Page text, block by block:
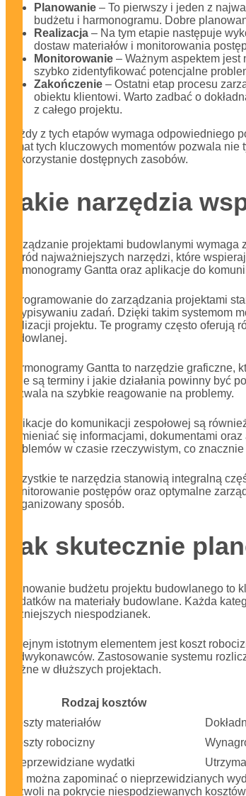
Planowanie – To pierwszy i jeden z
budżetu i harmonogramu. Dobre
Realizacja – Na tym etapie następuje
dostaw materiałów i monitorowania
Monitorowanie – Ważnym aspektem
szybko zidentyfikować potencjalne
Zakończenie – Ostatni etap procesu
obiektu klientowi. Warto zadbać o
z całego projektu.
Każdy z tych etapów wymaga odpowiedniego
temat tych kluczowych momentów pozwala
wykorzystanie dostępnych zasobów.
Jakie narzędzia
Zarządzanie projektami budowlanymi
Wśród najważniejszych narzędzi, które
harmonogramy Gantta oraz aplikacje do
Oprogramowanie do zarządzania projektami
przypisywaniu zadań. Dzięki takim systemom
realizacji projektu. Te programy często
budowlanej.
Harmonogramy Gantta to narzędzie
jakie są terminy i jakie działania powinny być
pozwala na szybkie reagowanie na problemy.
Aplikacje do komunikacji zespołowej są
wymieniać się informacjami, dokumentami
problemów w czasie rzeczywistym, co
Wszystkie te narzędzia stanowią integralną
monitorowanie postępów oraz optymalne
zorganizowany sposób.
Jak skutecznie
Planowanie budżetu projektu budowlanego to
wydatków na materiały budowlane. Każda
późniejszych niespodzianek.
Kolejnym istotnym elementem jest koszt
podwykonawców. Zastosowanie systemu
ważne w dłuższych projektach.
Rodzaj kosztów
Koszty materiałów
Koszty robocizny
Nieprzewidziane wydatki
Nie można zapominać o nieprzewidzianych
pozwoli na pokrycie niespodziewanych